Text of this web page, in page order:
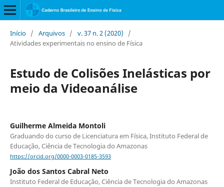
Início / Arquivos / v. 37 n. 2 (2020)
/
Atividades experimentais no ensino de Física
Estudo de Colisões Inelásticas por
meio da Videoanálise
Guilherme Almeida Montoli
Graduando do curso de Licenciatura em Física, Instituto Federal de
Educação, Ciência de Tecnologia do Amazonas
https://orcid.org/0000-0003-0185-3593
João dos Santos Cabral Neto
Instituto Federal de Educação, Ciência de Tecnologia do Amazonas